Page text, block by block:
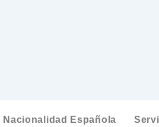
Nacionalidad Española